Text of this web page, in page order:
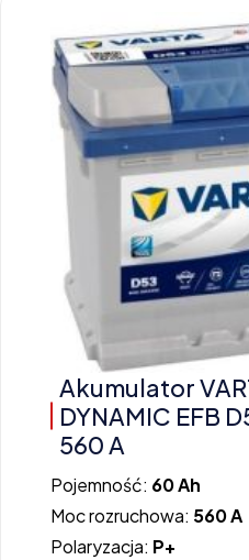
Akumulator
DYNAMIC EFB
560 A
Pojemność: 60 Ah
Moc rozruchowa: 560 A
Polaryzacja: P+